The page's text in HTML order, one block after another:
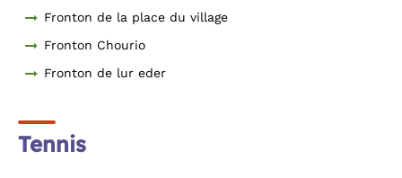
Fronton de la place du village
Fronton Chourio
Fronton de lur eder
Tennis